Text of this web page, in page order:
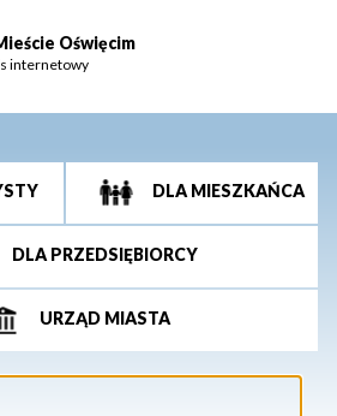
Oświęcim
internetowy
DLA MIESZKAŃCA
DLA PRZEDSIĘBIORCY
URZĄD MIASTA